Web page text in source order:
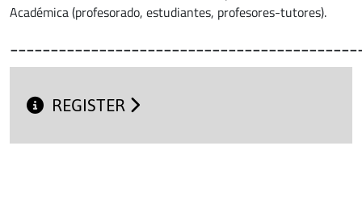
Académica (profesorado, estudiantes, profesores-tutores).
REGISTER